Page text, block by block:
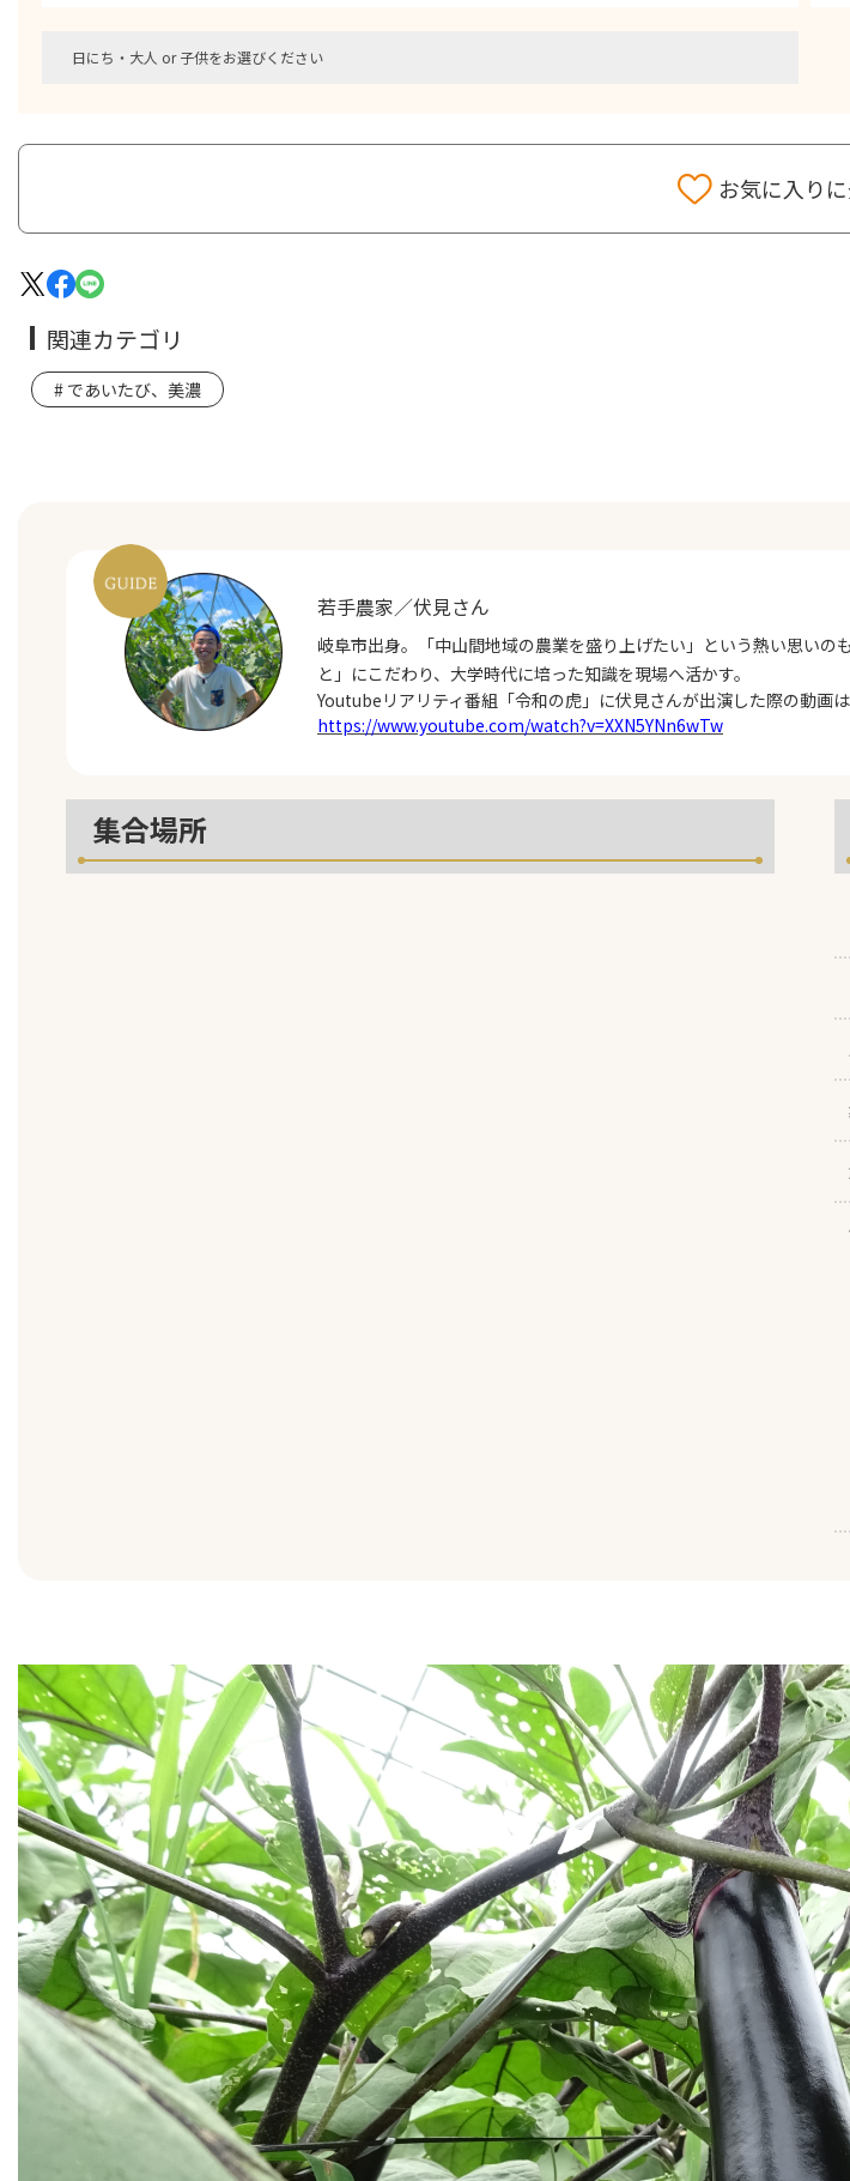
日にち・大人 or 子供をお選びください
お気に入り
若手農家／伏見さん
岐阜市出身。「中山間地域の農業を盛り上げたい」という熱い思い
と」にこだわり、大学時代に培った知識を現場へ活かす。
Youtubeリアリティ番組「令和の虎」に伏見さんが出演した際の動画は
https://www.youtube.com/watch?v=XXN5YNn6wTw
集合場所
関連カテゴリ
であいたび、美濃